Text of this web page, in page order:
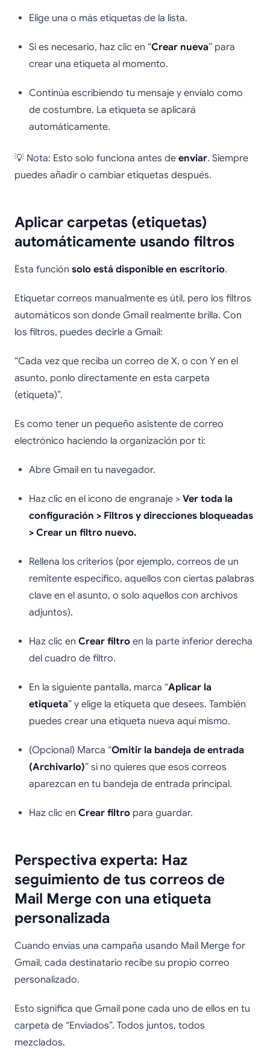
Elige una o más etiquetas de la lista.
Si es necesario, haz clic en “Crear nueva” para
crear una etiqueta al momento.
Continúa escribiendo tu mensaje y envíalo como
de costumbre. La etiqueta se aplicará
automáticamente.
💡 Nota: Esto solo funciona antes de enviar. Siempre
puedes añadir o cambiar etiquetas después.
Aplicar carpetas (etiquetas)
automáticamente usando filtros
Esta función solo está disponible en escritorio.
Etiquetar correos manualmente es útil, pero los filtros
automáticos son donde Gmail realmente brilla. Con
los filtros, puedes decirle a Gmail:
“Cada vez que reciba un correo de X, o con Y en el
asunto, ponlo directamente en esta carpeta
(etiqueta)”.
Es como tener un pequeño asistente de correo
electrónico haciendo la organización por ti:
Abre Gmail en tu navegador.
Haz clic en el icono de engranaje > Ver toda la
configuración > Filtros y direcciones bloqueadas
> Crear un filtro nuevo.
Rellena los criterios (por ejemplo, correos de un
remitente específico, aquellos con ciertas palabras
clave en el asunto, o solo aquellos con archivos
adjuntos).
Haz clic en Crear filtro en la parte inferior derecha
del cuadro de filtro.
En la siguiente pantalla, marca “Aplicar la
etiqueta” y elige la etiqueta que desees. También
puedes crear una etiqueta nueva aquí mismo.
(Opcional) Marca “Omitir la bandeja de entrada
(Archivarlo)” si no quieres que esos correos
aparezcan en tu bandeja de entrada principal.
Haz clic en Crear filtro para guardar.
Perspectiva experta: Haz
seguimiento de tus correos de
Mail Merge con una etiqueta
personalizada
Cuando envías una campaña usando Mail Merge for
Gmail, cada destinatario recibe su propio correo
personalizado.
Esto significa que Gmail pone cada uno de ellos en tu
carpeta de “Enviados”. Todos juntos, todos
mezclados.